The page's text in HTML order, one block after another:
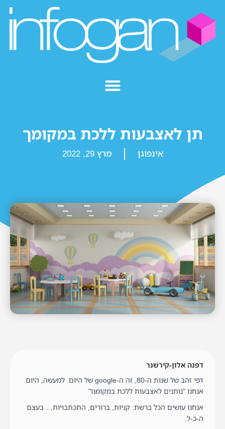
תן לאצבעות ללכת במקומך
אינפוגן מרץ 29, 2022
דפנה אלון-קירשנר
דפי זהב של שנות ה-80, זה ה-google של היום. למעשה, היום
אנחנו "נותנים לאצבעות ללכת במקומנו"
אנחנו עושים הכל ברשת: קניות, ברורים, התכתבויות… בעצם
ה-כ-ל.